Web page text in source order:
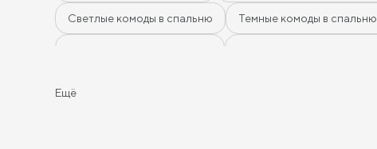
Светлые комоды в спальню Темные комоды в спальню
Ещё